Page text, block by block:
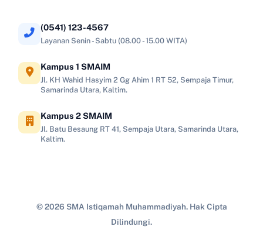
(0541) 123-4567
Layanan Senin - Sabtu (08.00 - 15.00 WITA)
Kampus 1 SMAIM
Jl. KH Wahid Hasyim 2 Gg Ahim 1 RT 52, Sempaja Timur,
Samarinda Utara, Kaltim.
Kampus 2 SMAIM
Jl. Batu Besaung RT 41, Sempaja Utara, Samarinda Utara,
Kaltim.
© 2026 SMA Istiqamah Muhammadiyah. Hak Cipta
Dilindungi.